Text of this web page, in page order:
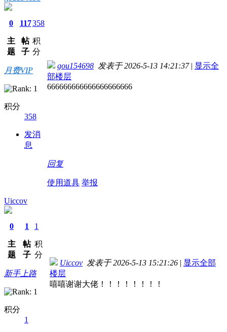
0
主
题
117
帖
子
358
积
分
月费VIP
积分
358
发消
息
gou154698 发表于 2026-5-13 14:21:37 | 显示全
部楼层
666666666666666666666
回复
使用道具 举报
Uiccov
0
主
题
1
帖
子
1
积
分
新手上路
积分
1
Uiccov 发表于 2026-5-13 15:21:26 | 显示全部
楼层
嘻嘻谢谢大佬！！！！！！！！